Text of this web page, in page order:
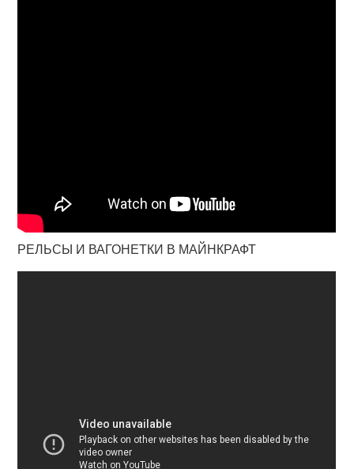
РЕЛЬСЫ И ВАГОНЕТКИ В МАЙНКРАФТ